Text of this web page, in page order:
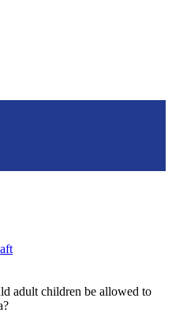
adult children be allowed to